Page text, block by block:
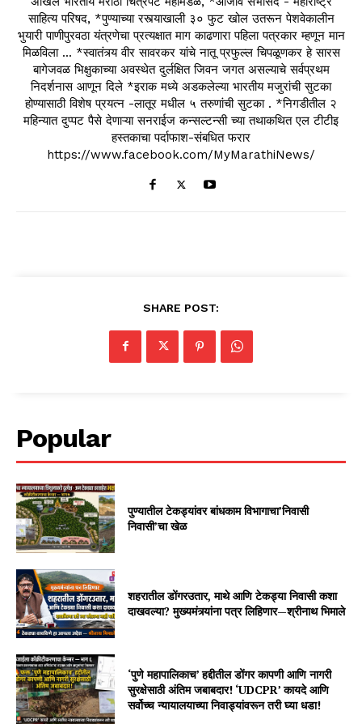
साहित्य परिषद, *पुण्याच्या रस्त्याखाली ३० फुट खोल उतरून पेशवेकालीन
भुयारी पाणीपुरवठा यंत्रणेचा प्रत्यक्षात माग काढणारा पहिला पत्रकार म्हणून मान
मिळविला ... *स्वातंत्र्य वीर सावरकर यांचे नातू प्रफुल्ल चिपळूणकर हे सारस
बागेजवळ भिक्षुकाच्या अवस्थेत दुर्लक्षित जिवन जगत असल्याचे सर्वप्रथम
निदर्शनास आणून दिले *इराक मध्ये अडकलेल्या भारतीय मजुरांची सुटका
होण्यासाठी विशेष प्रयत्न -लातूर मधील ५ तरुणांची सुटका . *निगडीतील २
महिन्यात दुप्पट पैसे देणाऱ्या सनराईज कन्सल्टन्सी च्या तथाकथित एल टीटीइ
हस्तकाचा पर्दाफाश-संबधित फरार
https://www.facebook.com/MyMarathiNews/
SHARE POST:
Popular
पुण्यातील टेकड्यांवर बांधकाम विभागाचा’निवासी
निवासी’चा खेळ
शहरातील डोंगरउतार, माथे आणि टेकड्या निवासी कशा
दाखवल्या? मुख्यमंत्र्यांना पत्र लिहिणार—श्रीनाथ भिमाले
‘पुणे महापालिकाच’ हद्दीतील डोंगर कापणी आणि नागरी
सुरक्षेसाठी अंतिम जबाबदार! ‘UDCPR’ कायदे आणि
सर्वोच्च न्यायालयाच्या निवाड्यांवरून तरी घ्या धडा!